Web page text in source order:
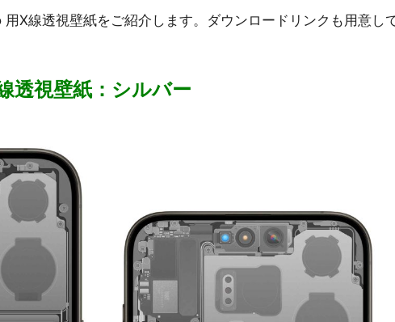
X線透視壁紙をご紹介します。ダウンロードリンクも用意し
透視壁紙：シルバー